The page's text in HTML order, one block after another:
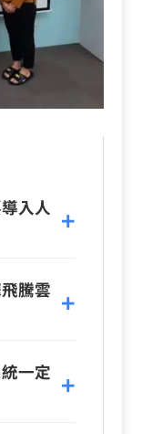
入人
騰雲
一定